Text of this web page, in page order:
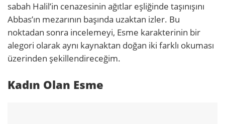
sabah Halil’in cenazesinin ağıtlar eşliğinde taşınışını
Abbas’ın mezarının başında uzaktan izler. Bu
noktadan sonra incelemeyi, Esme karakterinin bir
alegori olarak aynı kaynaktan doğan iki farklı okuması
üzerinden şekillendireceğim.
Kadın Olan Esme